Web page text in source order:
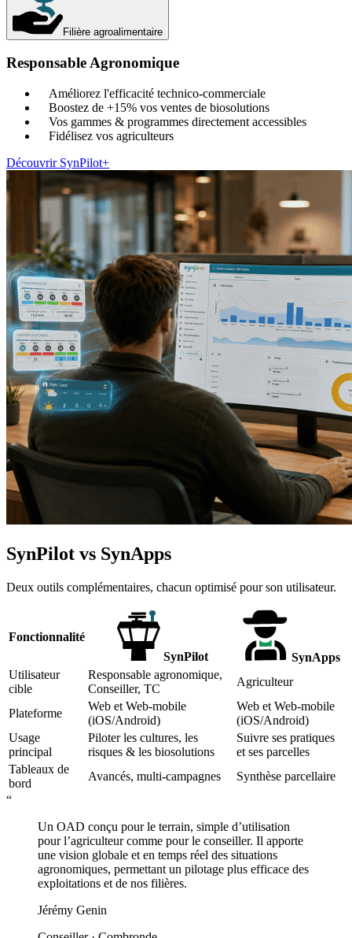
Filière agroalimentaire
Responsable Agronomique
Améliorez l'efficacité technico-commerciale
Boostez de +15% vos ventes de biosolutions
Vos gammes & programmes directement accessibles
Fidélisez vos agriculteurs
Découvrir SynPilot+
SynPilot vs SynApps
Deux outils complémentaires, chacun optimisé pour son utilisateur.
Fonctionnalité
SynPilot
SynApps
Utilisateur
cible
Responsable agronomique,
Conseiller, TC
Agriculteur
Plateforme
Web et Web-mobile
(iOS/Android)
Web et Web-mobile
(iOS/Android)
Usage
principal
Piloter les cultures, les
risques & les biosolutions
Suivre ses pratiques
et ses parcelles
Tableaux de
bord
Avancés, multi-campagnes
Synthèse parcellaire
“
Un OAD conçu pour le terrain, simple d’utilisation
pour l’agriculteur comme pour le conseiller. Il apporte
une vision globale et en temps réel des situations
agronomiques, permettant un pilotage plus efficace des
exploitations et de nos filières.
Jérémy Genin